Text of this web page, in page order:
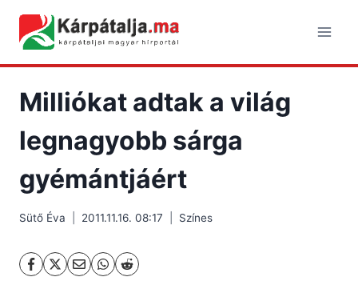
content
Milliókat adtak a világ
legnagyobb sárga
gyémántjáért
Sütő Éva 2011.11.16. 08:17 Színes